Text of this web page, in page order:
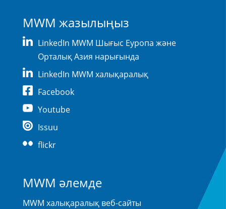
MWM жазылыңыз
LinkedIn MWM Шығыс Еуропа және
Орталық Азия нарығында
LinkedIn MWM халықаралық
Facebook
Youtube
Issuu
flickr
MWM әлемде
MWM халықаралық веб-сайты